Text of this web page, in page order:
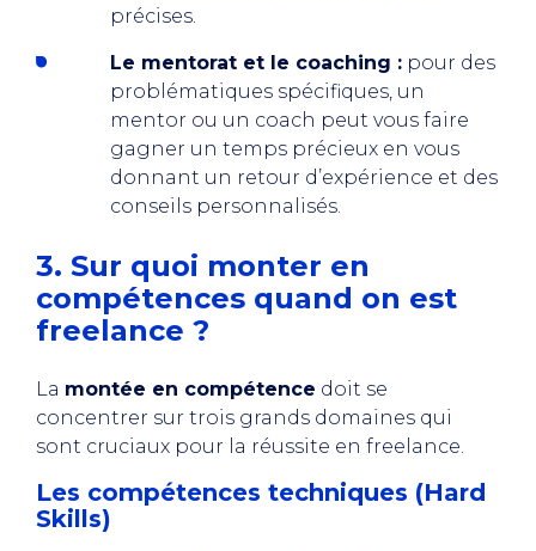
précises.
Le mentorat et le coaching : pour des
problématiques spécifiques, un
mentor ou un coach peut vous faire
gagner un temps précieux en vous
donnant un retour d’expérience et des
conseils personnalisés.
3. Sur quoi monter en
compétences quand on est
freelance ?
La montée en compétence doit se
concentrer sur trois grands domaines qui
sont cruciaux pour la réussite en freelance.
Les compétences techniques (Hard
Skills)